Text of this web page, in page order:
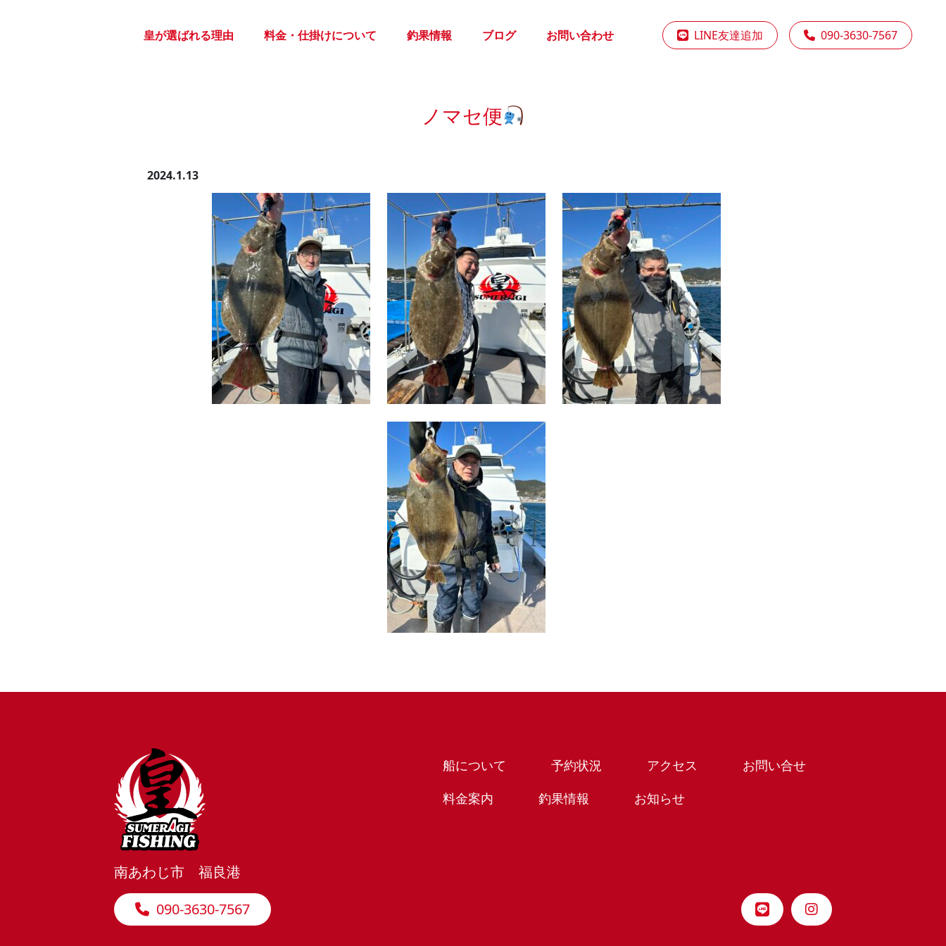
皇が選ばれる理由 料金・仕掛けについて 釣果情報 ブログ お問い合わせ LINE友達追加 090-3630-7567
ノマセ便
2024.1.13
南あわじ市 福良港
船について 予約状況 アクセス
お問い合せ
料金案内
釣果情報 お知らせ
090-3630-7567